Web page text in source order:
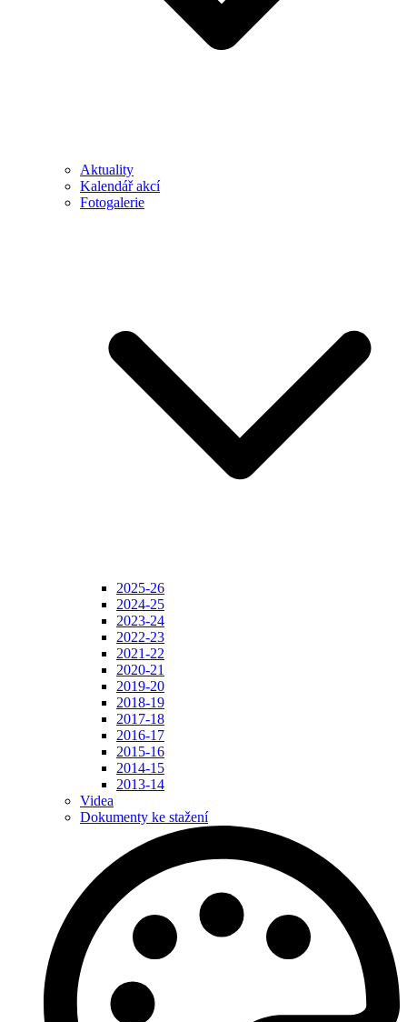
Aktuality
Kalendář akcí
Fotogalerie
2025-26
2024-25
2023-24
2022-23
2021-22
2020-21
2019-20
2018-19
2017-18
2016-17
2015-16
2014-15
2013-14
Videa
Dokumenty ke stažení